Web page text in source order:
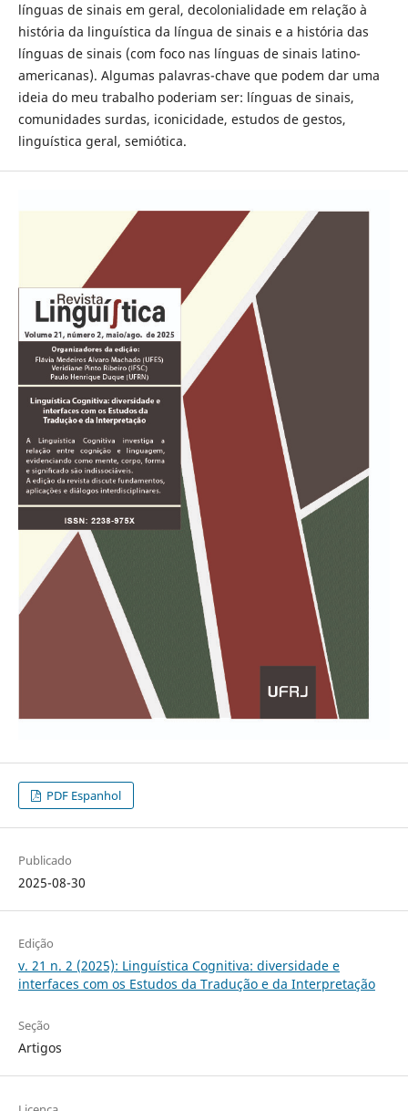
línguas de sinais em geral, decolonialidade em relação à
história da linguística da língua de sinais e a história das
línguas de sinais (com foco nas línguas de sinais latino-
americanas). Algumas palavras-chave que podem dar uma
ideia do meu trabalho poderiam ser: línguas de sinais,
comunidades surdas, iconicidade, estudos de gestos,
linguística geral, semiótica.
PDF Espanhol
Publicado
2025-08-30
Edição
v. 21 n. 2 (2025): Linguística Cognitiva: diversidade e
interfaces com os Estudos da Tradução e da Interpretação
Seção
Artigos